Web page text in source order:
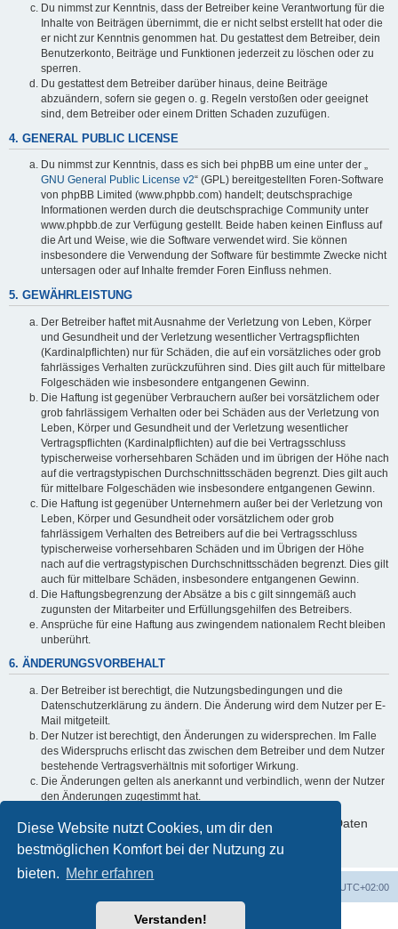
Diese Website nutzt Cookies, um dir den
bestmöglichen Komfort bei der Nutzung zu
bieten. Mehr erfahren
Verstanden!
Du nimmst zur Kenntnis, dass der Betreiber keine Verantwortung für die
Inhalte von Beiträgen übernimmt, die er nicht selbst erstellt hat oder die
er nicht zur Kenntnis genommen hat. Du gestattest dem Betreiber, dein
Benutzerkonto, Beiträge und Funktionen jederzeit zu löschen oder zu
sperren.
Du gestattest dem Betreiber darüber hinaus, deine Beiträge
abzuändern, sofern sie gegen o. g. Regeln verstoßen oder geeignet
sind, dem Betreiber oder einem Dritten Schaden zuzufügen.
4. GENERAL PUBLIC LICENSE
Du nimmst zur Kenntnis, dass es sich bei phpBB um eine unter der „
GNU General Public License v2“ (GPL) bereitgestellten Foren-Software
von phpBB Limited (www.phpbb.com) handelt; deutschsprachige
Informationen werden durch die deutschsprachige Community unter
www.phpbb.de zur Verfügung gestellt. Beide haben keinen Einfluss auf
die Art und Weise, wie die Software verwendet wird. Sie können
insbesondere die Verwendung der Software für bestimmte Zwecke nicht
untersagen oder auf Inhalte fremder Foren Einfluss nehmen.
5. GEWÄHRLEISTUNG
Der Betreiber haftet mit Ausnahme der Verletzung von Leben, Körper
und Gesundheit und der Verletzung wesentlicher Vertragspflichten
(Kardinalpflichten) nur für Schäden, die auf ein vorsätzliches oder grob
fahrlässiges Verhalten zurückzuführen sind. Dies gilt auch für mittelbare
Folgeschäden wie insbesondere entgangenen Gewinn.
Die Haftung ist gegenüber Verbrauchern außer bei vorsätzlichem oder
grob fahrlässigem Verhalten oder bei Schäden aus der Verletzung von
Leben, Körper und Gesundheit und der Verletzung wesentlicher
Vertragspflichten (Kardinalpflichten) auf die bei Vertragsschluss
typischerweise vorhersehbaren Schäden und im übrigen der Höhe nach
auf die vertragstypischen Durchschnittsschäden begrenzt. Dies gilt auch
für mittelbare Folgeschäden wie insbesondere entgangenen Gewinn.
Die Haftung ist gegenüber Unternehmern außer bei der Verletzung von
Leben, Körper und Gesundheit oder vorsätzlichem oder grob
fahrlässigem Verhalten des Betreibers auf die bei Vertragsschluss
typischerweise vorhersehbaren Schäden und im Übrigen der Höhe
nach auf die vertragstypischen Durchschnittsschäden begrenzt. Dies gilt
auch für mittelbare Schäden, insbesondere entgangenen Gewinn.
Die Haftungsbegrenzung der Absätze a bis c gilt sinngemäß auch
zugunsten der Mitarbeiter und Erfüllungsgehilfen des Betreibers.
Ansprüche für eine Haftung aus zwingendem nationalem Recht bleiben
unberührt.
6. ÄNDERUNGSVORBEHALT
Der Betreiber ist berechtigt, die Nutzungsbedingungen und die
Datenschutzerklärung zu ändern. Die Änderung wird dem Nutzer per E-
Mail mitgeteilt.
Der Nutzer ist berechtigt, den Änderungen zu widersprechen. Im Falle
des Widerspruchs erlischt das zwischen dem Betreiber und dem Nutzer
bestehende Vertragsverhältnis mit sofortiger Wirkung.
Die Änderungen gelten als anerkannt und verbindlich, wenn der Nutzer
den Änderungen zugestimmt hat.
Informationen über den Umgang mit deinen persönlichen Daten
sind in der Datenschutzerklärung enthalten.
UTC+02:00
Powered byphpBB® Forum Software © phpBB Limited